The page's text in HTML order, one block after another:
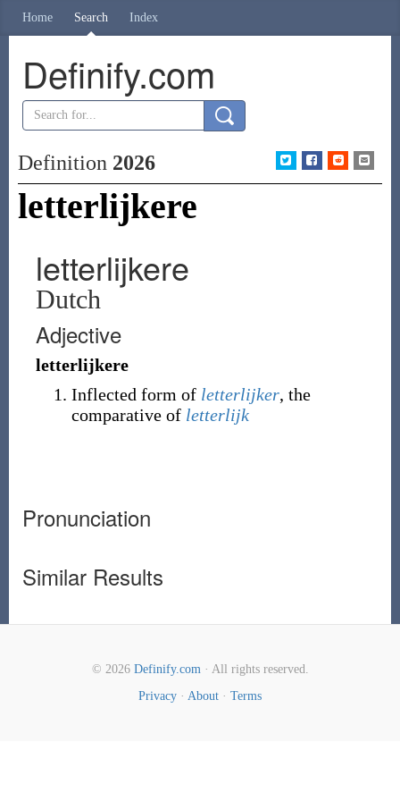
Home Search Index
Definify.com
Definition 2026
letterlijkere
letterlijkere
Dutch
Adjective
letterlijkere
Inflected form of letterlijker, the
comparative of letterlijk
Pronunciation
Similar Results
© 2026 Definify.com· All rights reserved.
Privacy · About · Terms